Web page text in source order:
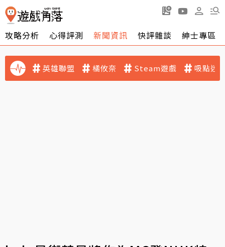
攻略分析 心得評測 新聞資訊 快評雜談 紳士專區
英雄聯盟 橘攸奈 Steam遊戲 吸點迷